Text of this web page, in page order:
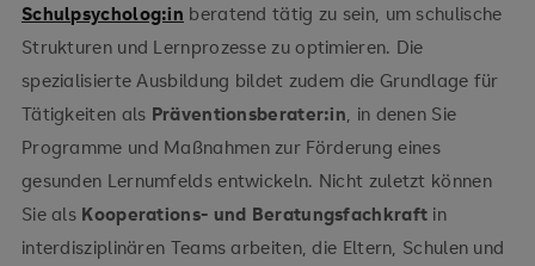
Schulpsycholog:in beratend tätig zu sein, um schulische
Strukturen und Lernprozesse zu optimieren. Die
spezialisierte Ausbildung bildet zudem die Grundlage für
Tätigkeiten als Präventionsberater:in, in denen Sie
Programme und Maßnahmen zur Förderung eines
gesunden Lernumfelds entwickeln. Nicht zuletzt können
Sie als Kooperations- und Beratungsfachkraft in
interdisziplinären Teams arbeiten, die Eltern, Schulen und